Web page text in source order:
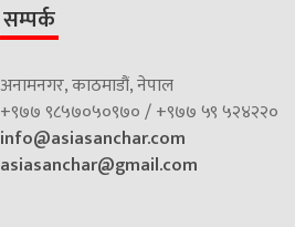
सम्पर्क
अनामनगर, काठमाडौं, नेपाल
+९७७ ९८५७०५०९७० / +९७७ ५९ ५२४२२०
info@asiasanchar.com
asiasanchar@gmail.com